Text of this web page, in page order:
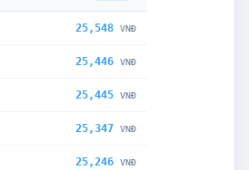
25,548 VNĐ
25,446 VNĐ
25,445 VNĐ
25,347 VNĐ
25,246 VNĐ